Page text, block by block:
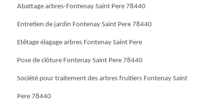
Abattage arbres-Fontenay Saint Pere 78440
Entretien de jardin Fontenay Saint Pere 78440
Etêtage élagage arbres Fontenay Saint Pere
Pose de clôture Fontenay Saint Pere 78440
Société pour traitement des arbres fruitiers Fontenay Saint
Pere 78440